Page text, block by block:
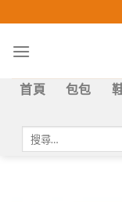
to
content
首頁 包包